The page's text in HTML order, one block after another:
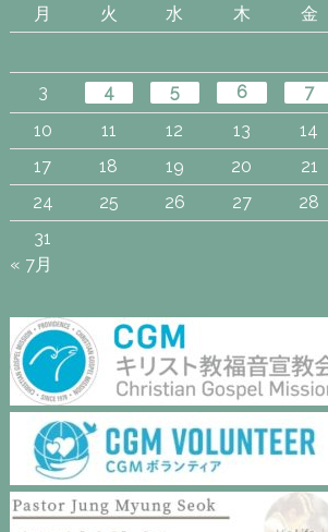
月 火 水 木 金
3
4 5 6 7
10
11 12 13 14
17
18 19 20 21
24
25 26 27 28
31
« 7月